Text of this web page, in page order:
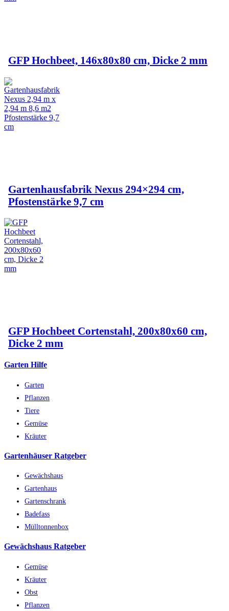
GFP Hochbeet, 146x80x80 cm, Dicke 2 mm
Gartenhausfabrik Nexus 294×294 cm,
Pfostenstärke 9,7 cm
GFP Hochbeet Cortenstahl, 200x80x60 cm,
Dicke 2 mm
Garten Hilfe
Garten
Pflanzen
Tiere
Gemüse
Kräuter
Gartenhäuser Ratgeber
Gewächshaus
Gartenhaus
Gartenschrank
Badefass
Mülltonnenbox
Gewächshaus Ratgeber
Gemüse
Kräuter
Obst
Pflanzen